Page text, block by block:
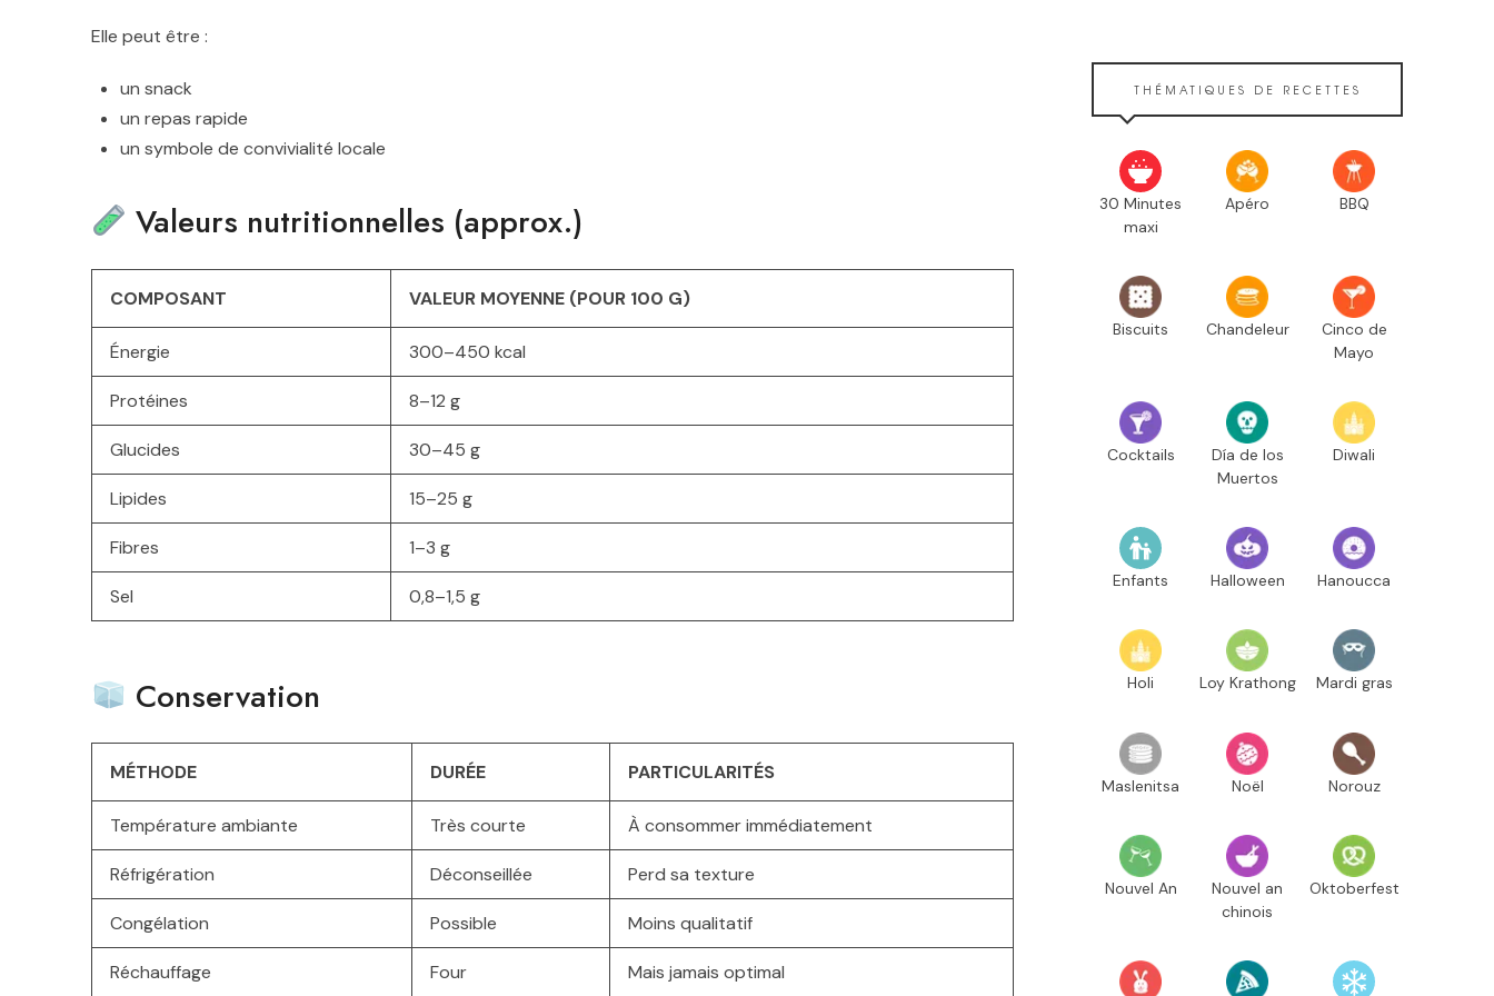
Elle peut être :
un snack
un repas rapide
un symbole de convivialité locale
Valeurs nutritionnelles (approx.)
COMPOSANT VALEUR MOYENNE (POUR 100 G)
Énergie 300–450 kcal
Protéines 8–12 g
Glucides 30–45 g
Lipides 15–25 g
Fibres 1–3 g
Sel 0,8–1,5 g
Conservation
MÉTHODE DURÉE PARTICULARITÉS
Température ambiante Très courte À consommer immédiatement
Réfrigération Déconseillée Perd sa texture
Congélation Possible Moins qualitatif
Réchauffage Four Mais jamais optimal
THÉMATIQUES DE RECETTES
30 Minutes
maxi
Apéro BBQ
Biscuits Chandeleur
Cinco de
Mayo
Cocktails
Día de los
Muertos
Diwali
Enfants Halloween Hanoucca
Holi Loy Krathong Mardi gras
Maslenitsa Noël Norouz
Nouvel An
Nouvel an
chinois
Oktoberfest